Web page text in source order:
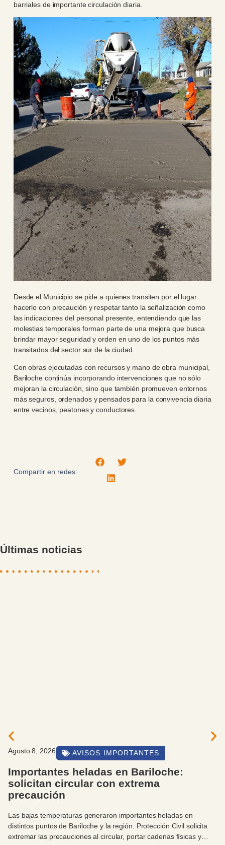
barriales de importante circulación diaria.
Desde el Municipio se pide a quienes transiten por el lugar
hacerlo con precaución y respetar tanto la señalización como
las indicaciones del personal presente, entendiendo que las
molestias temporales forman parte de una mejora que busca
brindar mayor seguridad y orden en uno de los puntos más
transitados del sector sur de la ciudad.
Con obras ejecutadas con recursos y mano de obra municipal,
Bariloche continúa incorporando intervenciones que no sólo
mejoran la circulación, sino que también promueven entornos
más seguros, ordenados y pensados para la convivencia diaria
entre vecinos, peatones y conductores.
Compartir en redes:
Últimas noticias
Agosto 8, 2026 AVISOS IMPORTANTES
Importantes heladas en Bariloche:
solicitan circular con extrema
precaución
Las bajas temperaturas generaron importantes heladas en
distintos puntos de Bariloche y la región. Protección Civil solicita
extremar las precauciones al circular, portar cadenas físicas y